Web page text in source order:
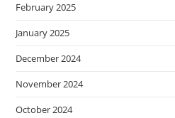
February 2025
January 2025
December 2024
November 2024
October 2024